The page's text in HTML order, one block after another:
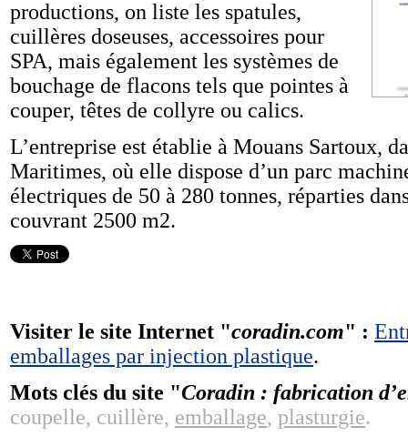
productions, on liste les spatules,
cuillères doseuses, accessoires pour
SPA, mais également les systèmes de
bouchage de flacons tels que pointes à
couper, têtes de collyre ou calics.
L’entreprise est établie à Mouans Sartoux,
Maritimes, où elle dispose d’un parc
électriques de 50 à 280 tonnes, réparties
couvrant 2500 m2.
Visiter le site Internet "coradin.com" :
emballages par injection plastique.
Mots clés du site "Coradin : fabrication
coupelle, cuillère, emballage, plasturgie.